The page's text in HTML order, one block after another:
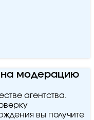
на модерацию
агентства.
вы получите